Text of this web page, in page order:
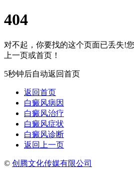
404
对不起，你要找的这个页面已丢失!
上一页或首页！
5秒钟后自动返回首页
返回首页
白癜风病因
白癜风治疗
白癜风症状
白癜风诊断
返回上一页
© 创腾文化传媒有限公司